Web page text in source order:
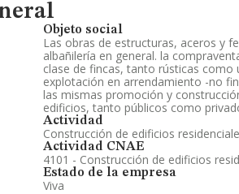
Objeto social
Las obras de estructuras, aceros y
albañilería en general. la
clase de fincas, tanto rústicas como
explotación en arrendamiento -no
las mismas promoción y
edificios, tanto públicos como
Actividad
Construcción de edificios
Actividad CNAE
4101 - Construcción de edificios
Estado de la empresa
Viva